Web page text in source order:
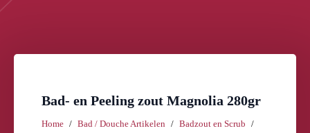
Bad- en Peeling zout Magnolia 280gr
Home Bad / Douche Artikelen
Badzout en Scrub